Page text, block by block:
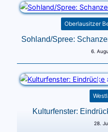
Oberlausitzer
Sohland/Spree:
6.
Kulturfenster:
28.